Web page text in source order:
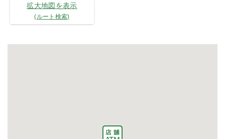
拡大地図を表示
(ルート検索)